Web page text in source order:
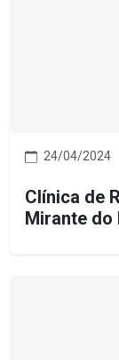
24/04/2024
Clínica de
Mirante do